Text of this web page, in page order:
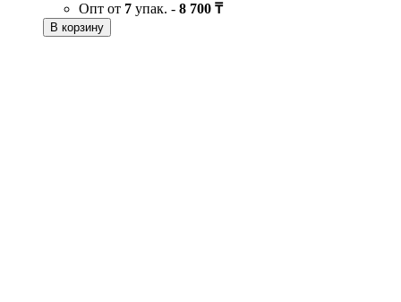
Опт от 7 упак. - 8 700 ₸
В корзину